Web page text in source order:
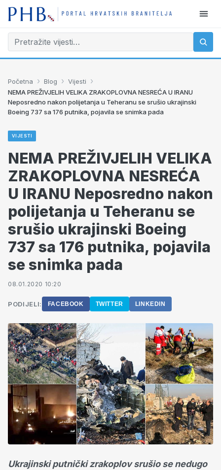
Početna › Blog › Vijesti ›
NEMA PREŽIVJELIH VELIKA ZRAKOPLOVNA NESREĆA U IRANU
Neposredno nakon polijetanja u Teheranu se srušio ukrajinski
Boeing 737 sa 176 putnika, pojavila se snimka pada
VIJESTI
NEMA PREŽIVJELIH VELIKA
ZRAKOPLOVNA NESREĆA
U IRANU Neposredno nakon
polijetanja u Teheranu se
srušio ukrajinski Boeing
737 sa 176 putnika, pojavila
se snimka pada
08.01.2020 10:20
PODIJELI: FACEBOOK TWITTER LINKEDIN
Ukrajinski putnički zrakoplov srušio se nedugo